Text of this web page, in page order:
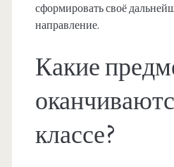
сформировать своё
направление.
Какие
классе?